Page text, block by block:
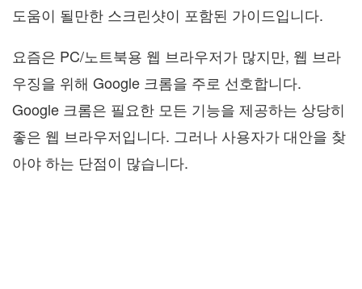
도움이 될만한 스크린샷이 포함된 가이드입니다.
요즘은 PC/노트북용 웹 브라우저가 많지만, 웹 브라
우징을 위해 Google 크롬을 주로 선호합니다.
Google 크롬은 필요한 모든 기능을 제공하는 상당히
좋은 웹 브라우저입니다. 그러나 사용자가 대안을 찾
아야 하는 단점이 많습니다.